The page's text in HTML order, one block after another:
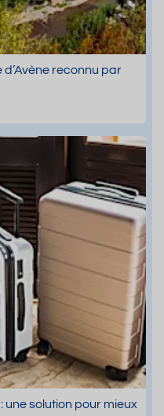
d’Avène reconnu par
une solution pour mieux